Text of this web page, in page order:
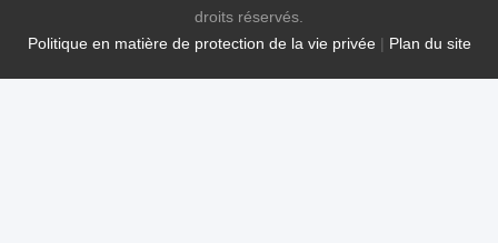
Politique en matière de protection de la vie privée| Plan du site
droits réservés.